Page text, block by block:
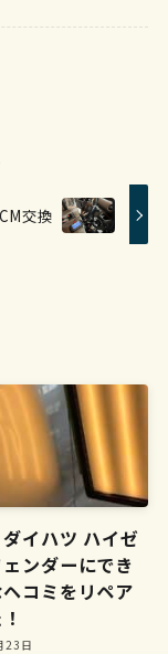
交換
ダイハツ ハイゼ
ンダーにでき
コミをリペア
23日